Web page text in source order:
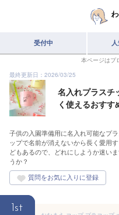
受付中
本ページはプ
最終更新日：2026/03/25
名入れプラスチ
く使えるおすす
子供の入園準備用に名入れ可能なプ
ップで名前が消えないから長く愛用
どもあるので、どれにしようか迷い
うか？
1st